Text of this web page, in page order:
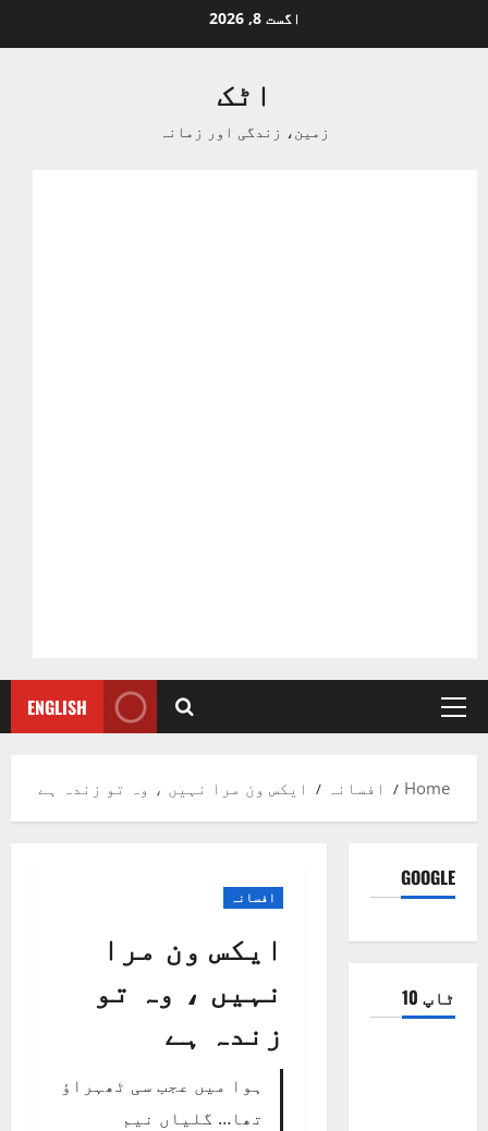
to
اگست 8, 2026
اٹک
زمین، زندگی اور زمانہ
Primary
ENGLISH
Home افسانہ ایکس ون مرا نہیں ، وہ تو زندہ ہے
افسانہ
ایکس ون مرا
نہیں ، وہ تو
زندہ ہے
ہوا میں عجب سی ٹھہراؤ
تھا… گلیاں نیم
GOOGLE
ٹاپ 10